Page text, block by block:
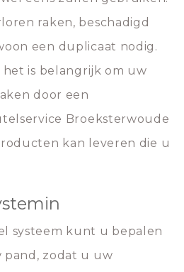
raken, beschadigd
een duplicaat nodig.
het is belangrijk om uw
door een
Broeksterwoude
kan leveren die u
systeem kunt u bepalen
pand, zodat u uw